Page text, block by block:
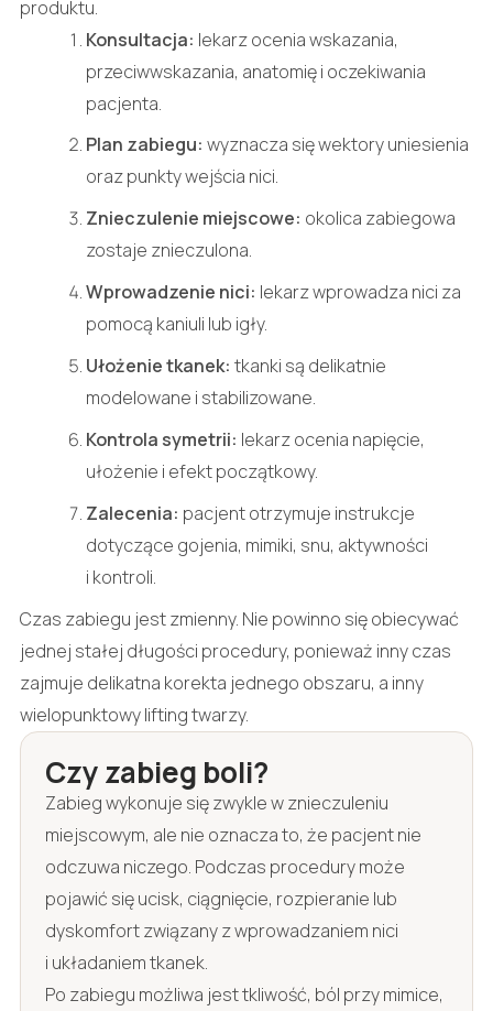
produktu.
Konsultacja: lekarz ocenia wskazania,
przeciwwskazania, anatomię i oczekiwania
pacjenta.
Plan zabiegu: wyznacza się wektory uniesienia
oraz punkty wejścia nici.
Znieczulenie miejscowe: okolica zabiegowa
zostaje znieczulona.
Wprowadzenie nici: lekarz wprowadza nici za
pomocą kaniuli lub igły.
Ułożenie tkanek: tkanki są delikatnie
modelowane i stabilizowane.
Kontrola symetrii: lekarz ocenia napięcie,
ułożenie i efekt początkowy.
Zalecenia: pacjent otrzymuje instrukcje
dotyczące gojenia, mimiki, snu, aktywności
i kontroli.
Czas zabiegu jest zmienny. Nie powinno się obiecywać
jednej stałej długości procedury, ponieważ inny czas
zajmuje delikatna korekta jednego obszaru, a inny
wielopunktowy lifting twarzy.
Czy zabieg boli?
Zabieg wykonuje się zwykle w znieczuleniu
miejscowym, ale nie oznacza to, że pacjent nie
odczuwa niczego. Podczas procedury może
pojawić się ucisk, ciągnięcie, rozpieranie lub
dyskomfort związany z wprowadzaniem nici
i układaniem tkanek.
Po zabiegu możliwa jest tkliwość, ból przy mimice,